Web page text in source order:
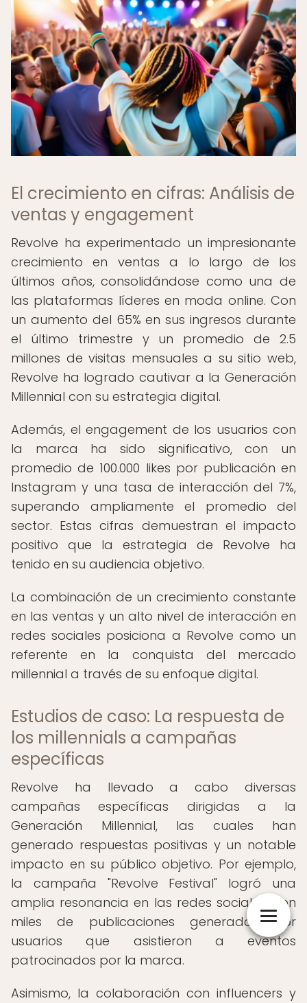
El crecimiento en cifras: Análisis de
ventas y engagement
Revolve ha experimentado un impresionante
crecimiento en ventas a lo largo de los
últimos años, consolidándose como una de
las plataformas líderes en moda online. Con
un aumento del 65% en sus ingresos durante
el último trimestre y un promedio de 2.5
millones de visitas mensuales a su sitio web,
Revolve ha logrado cautivar a la Generación
Millennial con su estrategia digital.
Además, el engagement de los usuarios con
la marca ha sido significativo, con un
promedio de 100.000 likes por publicación en
Instagram y una tasa de interacción del 7%,
superando ampliamente el promedio del
sector. Estas cifras demuestran el impacto
positivo que la estrategia de Revolve ha
tenido en su audiencia objetivo.
La combinación de un crecimiento constante
en las ventas y un alto nivel de interacción en
redes sociales posiciona a Revolve como un
referente en la conquista del mercado
millennial a través de su enfoque digital.
Estudios de caso: La respuesta de
los millennials a campañas
específicas
Revolve ha llevado a cabo diversas
campañas específicas dirigidas a la
Generación Millennial, las cuales han
generado respuestas positivas y un notable
impacto en su público objetivo. Por ejemplo,
la campaña "Revolve Festival" logró una
amplia resonancia en las redes sociales, con
miles de publicaciones generadas por
usuarios que asistieron a eventos
patrocinados por la marca.
Asimismo, la colaboración con influencers y